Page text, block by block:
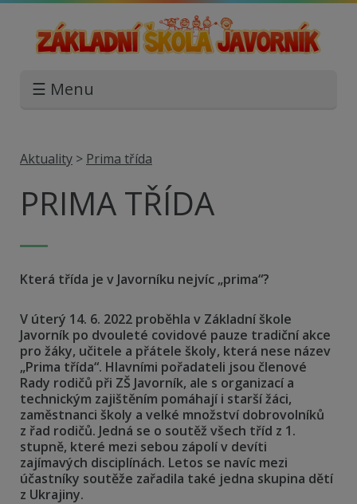
☰ Menu
Aktuality > Prima třída
PRIMA TŘÍDA
Která třída je v Javorníku nejvíc „prima“?
V úterý 14. 6. 2022 proběhla v Základní škole
Javorník po dvouleté covidové pauze tradiční akce
pro žáky, učitele a přátele školy, která nese název
„Prima třída“. Hlavními pořadateli jsou členové
Rady rodičů při ZŠ Javorník, ale s organizací a
technickým zajištěním pomáhají i starší žáci,
zaměstnanci školy a velké množství dobrovolníků
z řad rodičů. Jedná se o soutěž všech tříd z 1.
stupně, které mezi sebou zápolí v devíti
zajímavých disciplínách. Letos se navíc mezi
účastníky soutěže zařadila také jedna skupina dětí
z Ukrajiny.